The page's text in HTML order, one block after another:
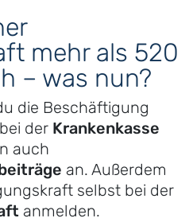
mehr als 520
– was nun?
die Beschäftigung
der Krankenkasse
auch
an. Außerdem
selbst bei der
anmelden.